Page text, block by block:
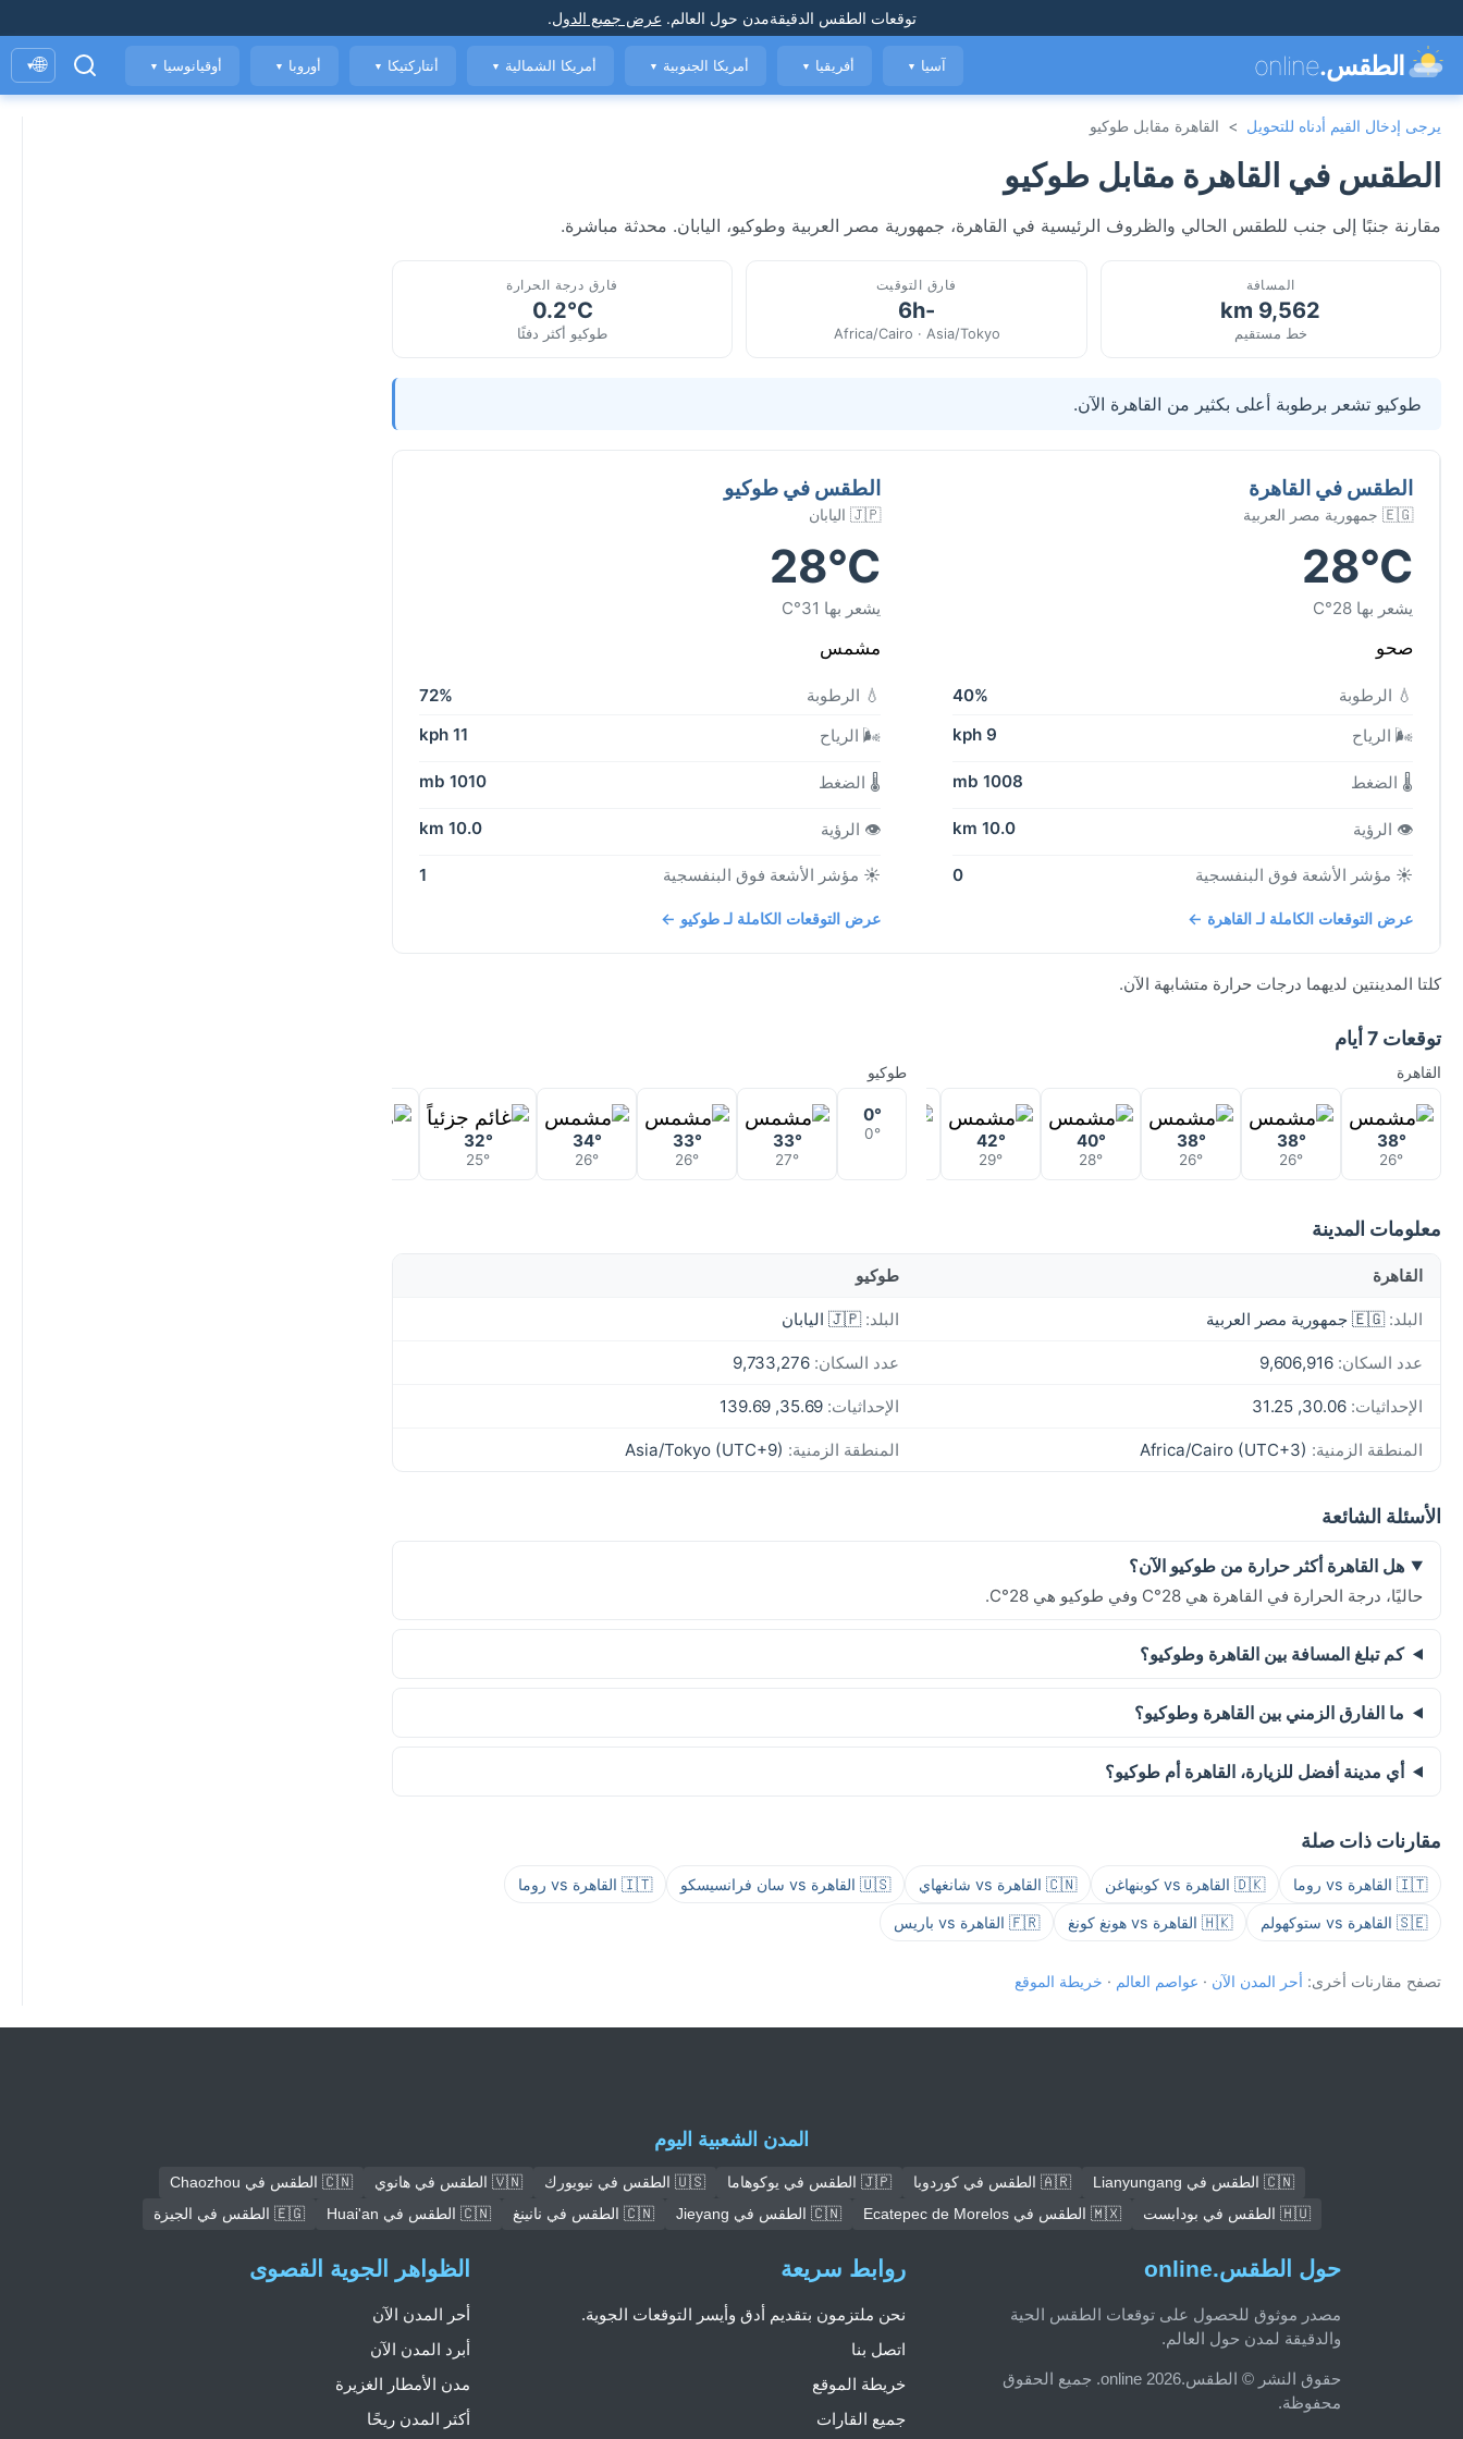
توقعات الطقس الدقيقةمدن حول العالم. عرض جميع الدول.
الطقس.online آسيا ▼ أفريقيا ▼ أمريكا الجنوبية ▼ أمريكا الشمالية ▼ أنتاركتيكا ▼ أوروبا ▼ أوقيانوسيا ▼
🌐
▾
يرجى إدخال القيم أدناه للتحويل > القاهرة مقابل طوكيو
الطقس في القاهرة مقابل طوكيو
مقارنة جنبًا إلى جنب للطقس الحالي والظروف الرئيسية في القاهرة، جمهورية مصر العربية وطوكيو، اليابان. محدثة مباشرة.
المسافة
9,562 km
خط مستقيم
فارق التوقيت
-6h
Africa/Cairo · Asia/Tokyo
فارق درجة الحرارة
0.2°C
طوكيو أكثر دفئًا
طوكيو تشعر برطوبة أعلى بكثير من القاهرة الآن.
الطقس في القاهرة
🇪🇬 جمهورية مصر العربية
28°C
يشعر بها 28°C
صحو
💧 الرطوبة
40%
🌬️ الرياح
9 kph
🌡️ الضغط 1008 mb
👁️ الرؤية 10.0 km
☀️ مؤشر الأشعة فوق البنفسجية 0
عرض التوقعات الكاملة لـ القاهرة ←
الطقس في طوكيو
🇯🇵 اليابان
28°C
يشعر بها 31°C
مشمس
💧 الرطوبة
72%
🌬️ الرياح
11 kph
🌡️ الضغط 1010 mb
👁️ الرؤية 10.0 km
☀️ مؤشر الأشعة فوق البنفسجية 1
عرض التوقعات الكاملة لـ طوكيو ←
كلتا المدينتين لديهما درجات حرارة متشابهة الآن.
توقعات 7 أيام
القاهرة
38°
26°
38°
26°
38°
26°
40°
28°
42°
29°
42°
40°
28°
طوكيو
0°
0°
33°
27°
33°
26°
34°
26°
32°
25°
معلومات المدينة
القاهرة طوكيو
البلد: 🇪🇬 جمهورية مصر العربية البلد: 🇯🇵 اليابان
عدد السكان: عدد السكان:
الإحداثيات: الإحداثيات:
المنطقة الزمنية: المنطقة الزمنية:
الأسئلة الشائعة
هل القاهرة أكثر حرارة من طوكيو الآن؟
حاليًا، درجة الحرارة في القاهرة هي 28°C وفي طوكيو هي 28°C.
كم تبلغ المسافة بين القاهرة وطوكيو؟
ما الفارق الزمني بين القاهرة وطوكيو؟
أي مدينة أفضل للزيارة، القاهرة أم طوكيو؟
مقارنات ذات صلة
🇮🇹 القاهرة vs روما 🇩🇰 القاهرة vs كوبنهاغن 🇨🇳 القاهرة vs شانغهاي 🇺🇸 القاهرة vs سان فرانسيسكو 🇮🇹 القاهرة vs روما
🇸🇪 القاهرة vs ستوكهولم 🇭🇰 القاهرة vs هونغ كونغ 🇫🇷 القاهرة vs باريس
تصفح مقارنات أخرى: أحر المدن الآن · عواصم العالم · خريطة الموقع
المدن الشعبية اليوم
🇨🇳 الطقس في Lianyungang 🇦🇷 الطقس في كوردوبا 🇯🇵 الطقس في يوكوهاما 🇺🇸 الطقس في نيويورك 🇻🇳 الطقس في هانوي
🇨🇳 الطقس في Chaozhou
🇭🇺 الطقس في بودابست
🇲🇽 الطقس في Ecatepec de Morelos 🇨🇳 الطقس في Jieyang 🇨🇳 الطقس في نانينغ 🇨🇳 الطقس في Huai'an 🇪🇬 الطقس في الجيزة
حول الطقس.online
مصدر موثوق للحصول على توقعات الطقس الحية
والدقيقة لمدن حول العالم.
حقوق النشر © الطقس.online 2026. جميع الحقوق
محفوظة.
روابط سريعة
نحن ملتزمون بتقديم أدق وأيسر التوقعات الجوية.
اتصل بنا
خريطة الموقع
جميع القارات
الظواهر الجوية القصوى
أحر المدن الآن
أبرد المدن الآن
مدن الأمطار الغزيرة
أكثر المدن ريحًا